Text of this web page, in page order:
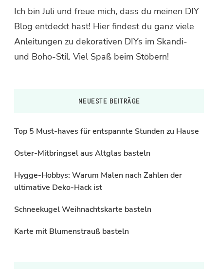
Ich bin Juli und freue mich, dass du meinen DIY
Blog entdeckt hast! Hier findest du ganz viele
Anleitungen zu dekorativen DIYs im Skandi-
und Boho-Stil. Viel Spaß beim Stöbern!
NEUESTE BEITRÄGE
Top 5 Must-haves für entspannte Stunden zu Hause
Oster-Mitbringsel aus Altglas basteln
Hygge-Hobbys: Warum Malen nach Zahlen der
ultimative Deko-Hack ist
Schneekugel Weihnachtskarte basteln
Karte mit Blumenstrauß basteln